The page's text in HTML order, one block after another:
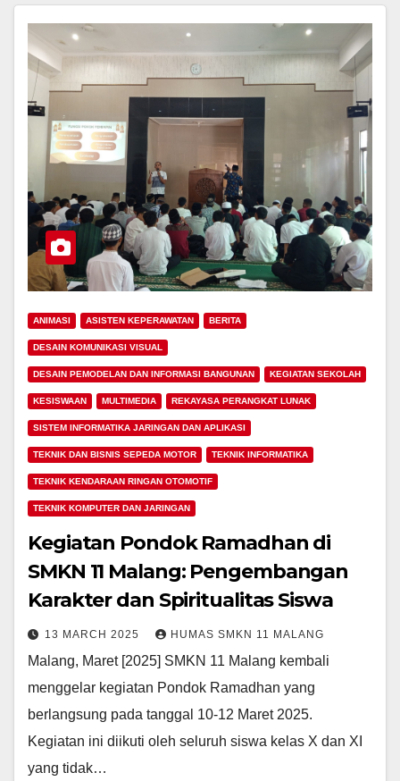
ANIMASI ASISTEN KEPERAWATAN BERITA
DESAIN KOMUNIKASI VISUAL
DESAIN PEMODELAN DAN INFORMASI BANGUNAN KEGIATAN SEKOLAH
KESISWAAN MULTIMEDIA REKAYASA PERANGKAT LUNAK
SISTEM INFORMATIKA JARINGAN DAN APLIKASI
TEKNIK DAN BISNIS SEPEDA MOTOR TEKNIK INFORMATIKA
TEKNIK KENDARAAN RINGAN OTOMOTIF
TEKNIK KOMPUTER DAN JARINGAN
Kegiatan Pondok Ramadhan di
SMKN 11 Malang: Pengembangan
Karakter dan Spiritualitas Siswa
13 MARCH 2025 HUMAS SMKN 11 MALANG
Malang, Maret [2025] SMKN 11 Malang kembali
menggelar kegiatan Pondok Ramadhan yang
berlangsung pada tanggal 10-12 Maret 2025.
Kegiatan ini diikuti oleh seluruh siswa kelas X dan XI
yang tidak…